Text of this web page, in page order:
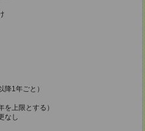
1年ごと）
上限とする）
なし